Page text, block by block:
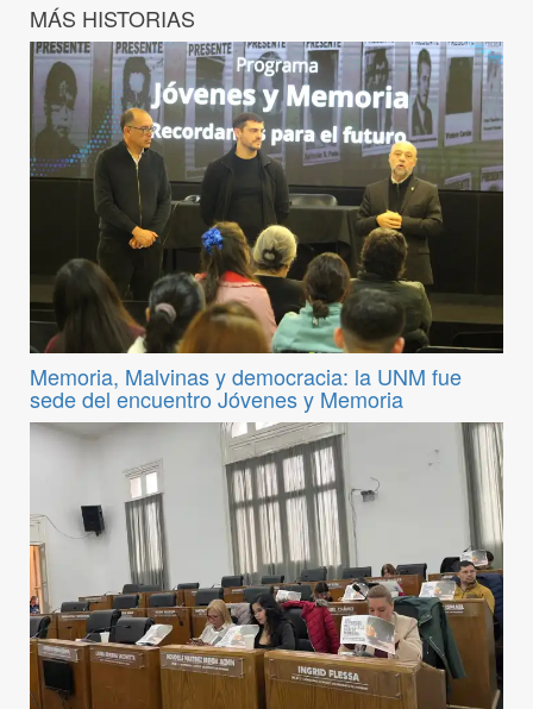
MÁS HISTORIAS
Memoria, Malvinas y democracia: la UNM fue
sede del encuentro Jóvenes y Memoria